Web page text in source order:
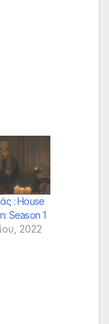
: House
Season 1
2022